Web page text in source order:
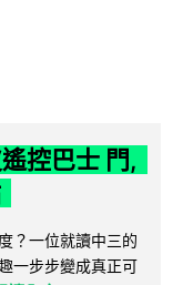
控巴士 門,
？一位就讀中三的
一步步變成真正可